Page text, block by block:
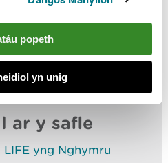
popeth
yn unig
ar y safle
yng Nghymru